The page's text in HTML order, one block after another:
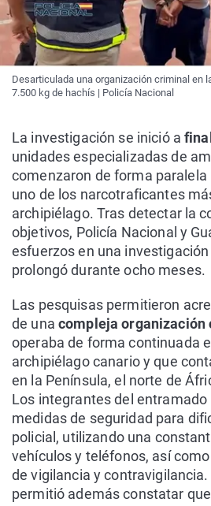
Desarticulada una organización criminal en
7.500 kg de hachís | Policía Nacional
La investigación se inició a
unidades especializadas de
comenzaron de forma
uno de los narcotraficantes
archipiélago. Tras detectar la
objetivos, Policía Nacional y
esfuerzos en una
prolongó durante ocho meses.
Las pesquisas permitieron
de una compleja organización
operaba de forma continuada
archipiélago canario y que
en la Península, el norte de
Los integrantes del
medidas de seguridad para
policial, utilizando una
vehículos y teléfonos, así
de vigilancia y
permitió además constatar